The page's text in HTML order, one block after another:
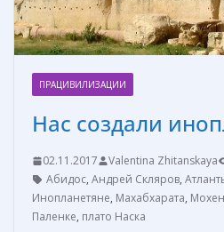
ПРАЦИВИЛИЗАЦИИ
Нас создали
02.11.2017 Valentina Zhitanskaya
Абидос, Андрей Скляров,
Инопланетяне, Махабхарата,
Паленке, плато Наска